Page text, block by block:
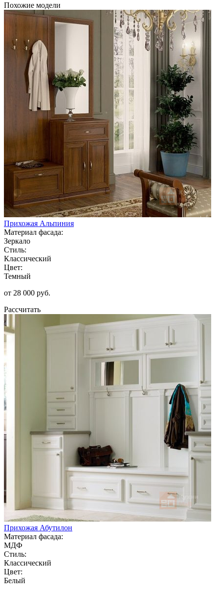
Похожие модели
Прихожая Альпиния
Материал фасада:
Зеркало
Стиль:
Классический
Цвет:
Темный
от 28 000 руб.
Рассчитать
Прихожая Абутилон
Материал фасада:
МДФ
Стиль:
Классический
Цвет:
Белый